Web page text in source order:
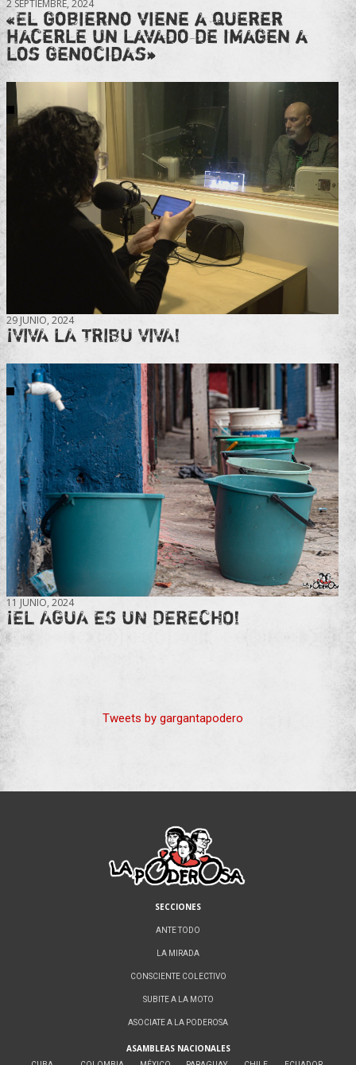
2 SEPTIEMBRE, 2024
«El gobierno viene a querer
hacerle un lavado de imagen a
los genocidas»
29 JUNIO, 2024
¡VIVA LA TRIBU VIVA!
11 JUNIO, 2024
¡EL AGUA ES UN DERECHO!
Tweets by gargantapodero
SECCIONES
ANTE TODO
LA MIRADA
CONSCIENTE COLECTIVO
SUBITE A LA MOTO
ASOCIATE A LA PODEROSA
ASAMBLEAS NACIONALES